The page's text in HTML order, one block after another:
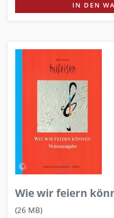
IN DEN
Wie wir feiern
(26 MB)